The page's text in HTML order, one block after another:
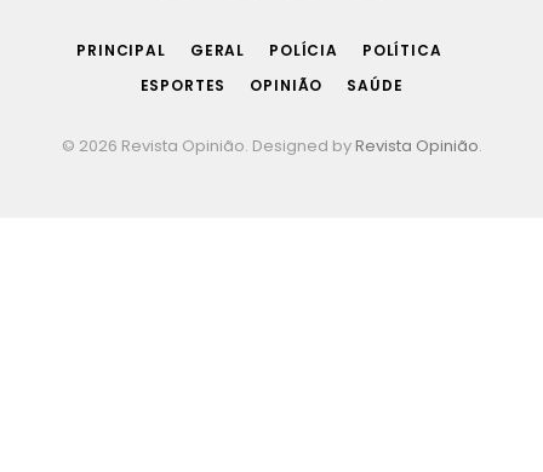
PRINCIPAL GERAL POLÍCIA
POLÍTICA
ESPORTES
OPINIÃO SAÚDE
© 2026 Revista Opinião. Designed by Revista Opinião.